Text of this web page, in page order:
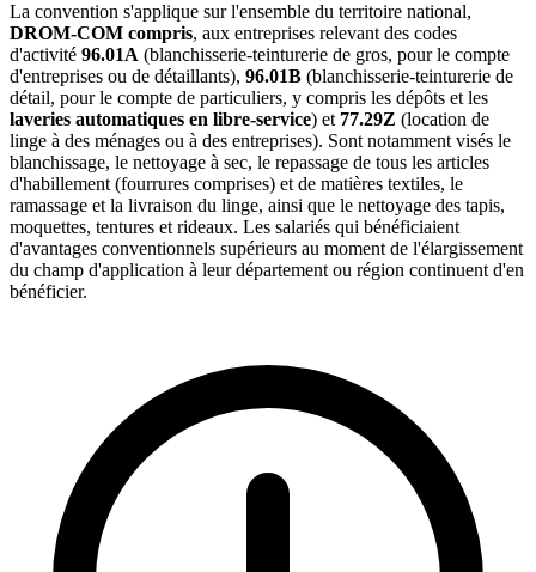
La convention s'applique sur l'ensemble du territoire national,
DROM-COM compris, aux entreprises relevant des codes
d'activité 96.01A (blanchisserie-teinturerie de gros, pour le compte
d'entreprises ou de détaillants), 96.01B (blanchisserie-teinturerie de
détail, pour le compte de particuliers, y compris les dépôts et les
laveries automatiques en libre-service) et 77.29Z (location de
linge à des ménages ou à des entreprises). Sont notamment visés le
blanchissage, le nettoyage à sec, le repassage de tous les articles
d'habillement (fourrures comprises) et de matières textiles, le
ramassage et la livraison du linge, ainsi que le nettoyage des tapis,
moquettes, tentures et rideaux. Les salariés qui bénéficiaient
d'avantages conventionnels supérieurs au moment de l'élargissement
du champ d'application à leur département ou région continuent d'en
bénéficier.